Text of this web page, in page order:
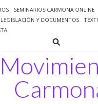
SEMINARIOS CARMONA ONLINE
LEGISLACIÓN Y DOCUMENTOS